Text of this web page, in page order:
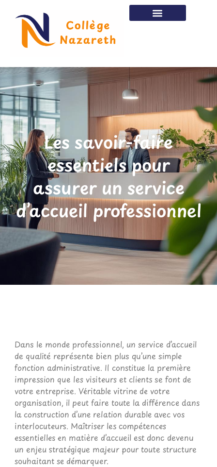
Les savoir-faire
essentiels pour
assurer un service
d’accueil professionnel
Dans le monde professionnel, un service d’accueil
de qualité représente bien plus qu’une simple
fonction administrative. Il constitue la première
impression que les visiteurs et clients se font de
votre entreprise. Véritable vitrine de votre
organisation, il peut faire toute la différence dans
la construction d’une relation durable avec vos
interlocuteurs. Maîtriser les compétences
essentielles en matière d’accueil est donc devenu
un enjeu stratégique majeur pour toute structure
souhaitant se démarquer.